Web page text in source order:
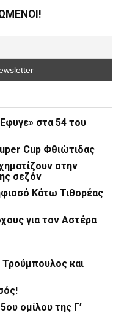
στα 54 του
Cup Φθιώτιδας
στην
σεζόν
Κάτω Τιθορέας
για τον Αστέρα
Τρούμπουλος και
ομίλου της Γ’